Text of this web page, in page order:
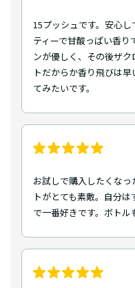
15プッシュです。安心
ティーで甘酸っぱい香
ンが優しく、その後ザ
トだからか香り飛びは
てみたいです。
お試しで購入したくな
トがとても素敵。自分
で一番好きです。ボト